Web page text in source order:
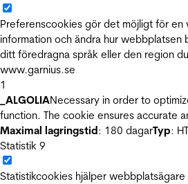
Preferenscookies gör det möjligt för en
information och ändra hur webbplatsen
ditt föredragna språk eller den region
www.garnius.se
1
_ALGOLIANecessary in order to
function. The cookie ensures accurate
Maximal lagringstid: 180 dagarTyp:
Statistik 9
Statistikcookies hjälper